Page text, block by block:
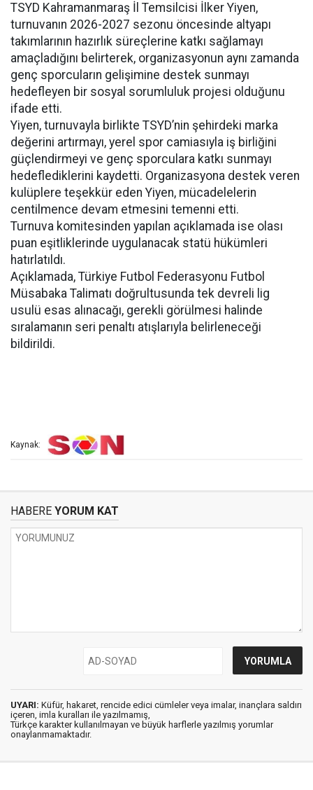
TSYD Kahramanmaraş İl Temsilcisi İlker Yiyen,
turnuvanın 2026-2027 sezonu öncesinde altyapı
takımlarının hazırlık süreçlerine katkı sağlamayı
amaçladığını belirterek, organizasyonun aynı zamanda
genç sporcuların gelişimine destek sunmayı
hedefleyen bir sosyal sorumluluk projesi olduğunu
ifade etti.
Yiyen, turnuvayla birlikte TSYD’nin şehirdeki marka
değerini artırmayı, yerel spor camiasıyla iş birliğini
güçlendirmeyi ve genç sporculara katkı sunmayı
hedeflediklerini kaydetti. Organizasyona destek veren
kulüplere teşekkür eden Yiyen, mücadelelerin
centilmence devam etmesini temenni etti.
Turnuva komitesinden yapılan açıklamada ise olası
puan eşitliklerinde uygulanacak statü hükümleri
hatırlatıldı.
Açıklamada, Türkiye Futbol Federasyonu Futbol
Müsabaka Talimatı doğrultusunda tek devreli lig
usulü esas alınacağı, gerekli görülmesi halinde
sıralamanın seri penaltı atışlarıyla belirleneceği
bildirildi.
Kaynak:
HABERE YORUM KAT
UYARI: Küfür, hakaret, rencide edici cümleler veya imalar, inançlara saldırı
içeren, imla kuralları ile yazılmamış,
Türkçe karakter kullanılmayan ve büyük harflerle yazılmış yorumlar
onaylanmamaktadır.